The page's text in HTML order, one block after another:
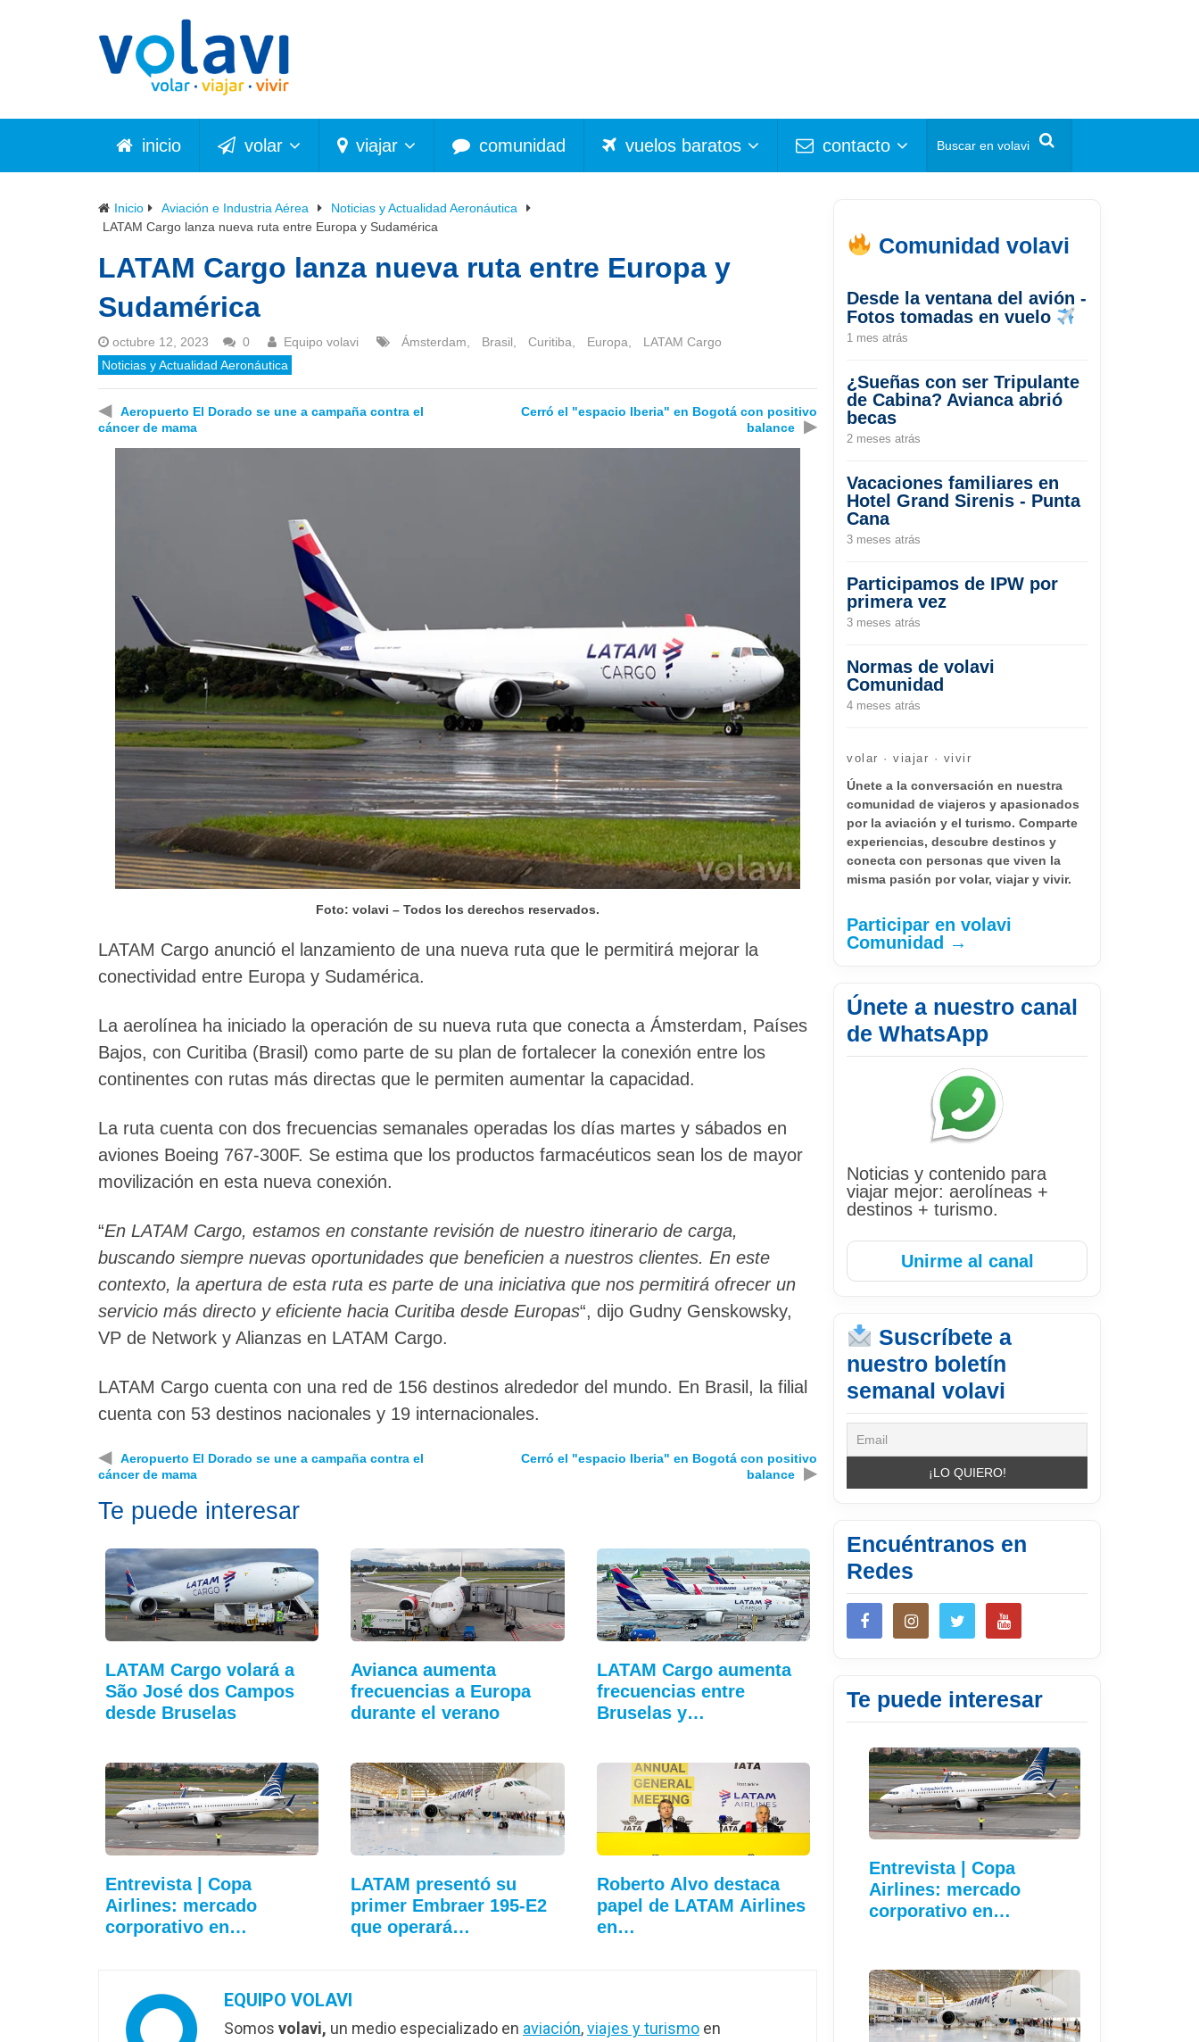
inicio volar viajar comunidad vuelos baratos contacto
Inicio Aviación e Industria Aérea
Noticias y Actualidad Aeronáutica
LATAM Cargo lanza nueva ruta entre Europa y Sudamérica
LATAM Cargo lanza nueva ruta entre Europa y
Sudamérica
octubre 12, 2023 0 Equipo volavi Ámsterdam Brasil Curitiba Europa
LATAM Cargo
Noticias y Actualidad Aeronáutica
◀
Aeropuerto El Dorado se une a campaña contra el
cáncer de mama
Cerró el "espacio Iberia" en Bogotá con positivo
balance
▶
Foto: volavi – Todos los derechos reservados.
LATAM Cargo anunció el lanzamiento de una nueva ruta que le permitirá mejorar la
conectividad entre Europa y Sudamérica.
La aerolínea ha iniciado la operación de su nueva ruta que conecta a Ámsterdam, Países
Bajos, con Curitiba (Brasil) como parte de su plan de fortalecer la conexión entre los
continentes con rutas más directas que le permiten aumentar la capacidad.
La ruta cuenta con dos frecuencias semanales operadas los días martes y sábados en
aviones Boeing 767-300F. Se estima que los productos farmacéuticos sean los de mayor
movilización en esta nueva conexión.
“En LATAM Cargo, estamos en constante revisión de nuestro itinerario de carga,
buscando siempre nuevas oportunidades que beneficien a nuestros clientes. En este
contexto, la apertura de esta ruta es parte de una iniciativa que nos permitirá ofrecer un
servicio más directo y eficiente hacia Curitiba desde Europas“, dijo Gudny Genskowsky,
VP de Network y Alianzas en LATAM Cargo.
LATAM Cargo cuenta con una red de 156 destinos alrededor del mundo. En Brasil, la filial
cuenta con 53 destinos nacionales y 19 internacionales.
◀
Aeropuerto El Dorado se une a campaña contra el
cáncer de mama
Cerró el "espacio Iberia" en Bogotá con positivo
balance
▶
Te puede interesar
LATAM Cargo volará a
São José dos Campos
desde Bruselas
Avianca aumenta
frecuencias a Europa
durante el verano
LATAM Cargo aumenta
frecuencias entre
Bruselas y…
Entrevista | Copa
Airlines: mercado
corporativo en…
LATAM presentó su
primer Embraer 195-E2
que operará…
Roberto Alvo destaca
papel de LATAM Airlines
en…
EQUIPO VOLAVI
Somos volavi, un medio especializado en aviación,viajes y turismo en
Comunidad volavi
Desde la ventana del avión -
Fotos tomadas en vuelo
1 mes atrás
¿Sueñas con ser Tripulante
de Cabina? Avianca abrió
becas
2 meses atrás
Vacaciones familiares en
Hotel Grand Sirenis - Punta
Cana
3 meses atrás
Participamos de IPW por
primera vez
3 meses atrás
Normas de volavi
Comunidad
4 meses atrás
volar · viajar · vivir
Únete a la conversación en nuestra
comunidad de viajeros y apasionados
por la aviación y el turismo. Comparte
experiencias, descubre destinos y
conecta con personas que viven la
misma pasión por volar, viajar y vivir.
Participar en volavi
Comunidad →
Únete a nuestro canal
de WhatsApp
Noticias y contenido para
viajar mejor: aerolíneas +
destinos + turismo.
Unirme al canal
Suscríbete a
nuestro boletín
semanal volavi
Encuéntranos en
Redes
Te puede interesar
Entrevista | Copa
Airlines: mercado
corporativo en…